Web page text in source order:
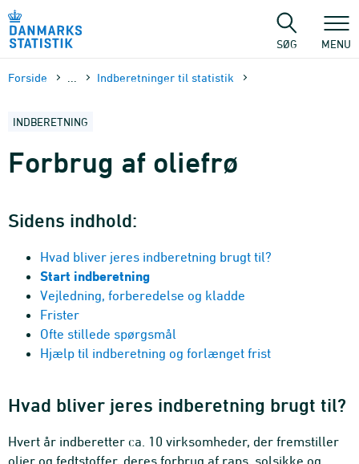
sidens
SØG MENU
Forside Indberetninger til statistik
INDBERETNING
Forbrug af oliefrø
Sidens indhold:
Hvad bliver jeres indberetning brugt til?
Start indberetning
Vejledning, forberedelse og kladde
Frister
Ofte stillede spørgsmål
Hjælp til indberetning og forlænget frist
Hvad bliver jeres indberetning brugt til?
Hvert år indberetter ca. 10 virksomheder, der fremstiller
olier og fedtstoffer, deres forbrug af raps, solsikke og